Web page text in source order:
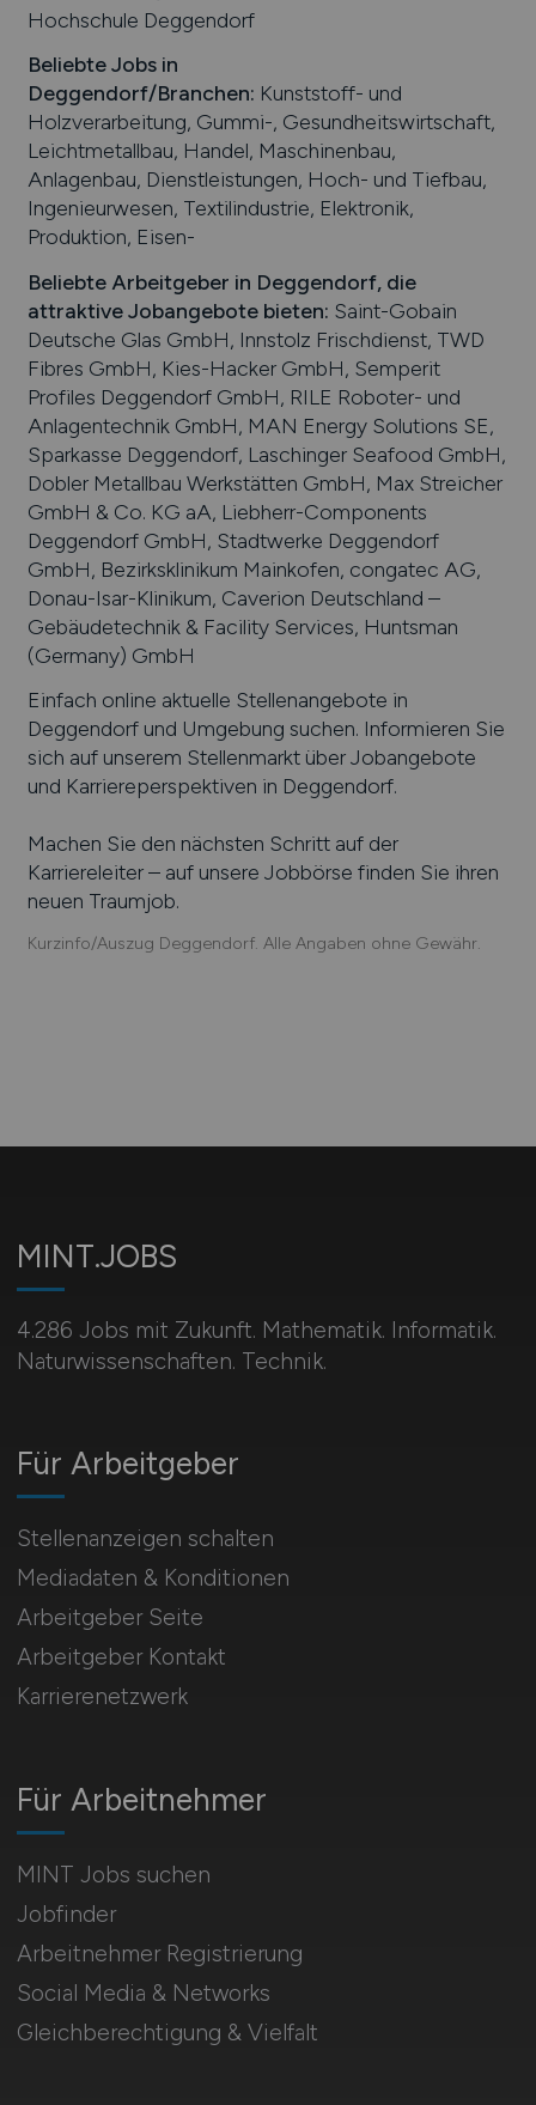
Hochschule Deggendorf
Beliebte Jobs in
Deggendorf/Branchen: Kunststoff- und
Holzverarbeitung, Gummi-, Gesundheitswirtschaft,
Leichtmetallbau, Handel, Maschinenbau,
Anlagenbau, Dienstleistungen, Hoch- und Tiefbau,
Ingenieurwesen, Textilindustrie, Elektronik,
Produktion, Eisen-
Beliebte Arbeitgeber in Deggendorf, die
attraktive Jobangebote bieten: Saint-Gobain
Deutsche Glas GmbH, Innstolz Frischdienst, TWD
Fibres GmbH, Kies-Hacker GmbH, Semperit
Profiles Deggendorf GmbH, RILE Roboter- und
Anlagentechnik GmbH, MAN Energy Solutions SE,
Sparkasse Deggendorf, Laschinger Seafood GmbH,
Dobler Metallbau Werkstätten GmbH, Max Streicher
GmbH & Co. KG aA, Liebherr-Components
Deggendorf GmbH, Stadtwerke Deggendorf
GmbH, Bezirksklinikum Mainkofen, congatec AG,
Donau-Isar-Klinikum, Caverion Deutschland –
Gebäudetechnik & Facility Services, Huntsman
(Germany) GmbH
Einfach online aktuelle Stellenangebote in
Deggendorfund Umgebung suchen. Informieren Sie
sich auf unserem Stellenmarkt über Jobangebote
und Karriereperspektiven in Deggendorf.
Machen Sie den nächsten Schritt auf der
Karriereleiter – auf unsere Jobbörse finden Sie ihren
neuen Traumjob.
Kurzinfo/Auszug Deggendorf. Alle Angaben ohne Gewähr.
MINT.JOBS
4.286 Jobs mit Zukunft. Mathematik. Informatik.
Naturwissenschaften. Technik.
Für Arbeitnehmer
MINT Jobs suchen
Jobfinder
Arbeitnehmer Registrierung
Social Media & Networks
Gleichberechtigung & Vielfalt
Für Arbeitgeber
Stellenanzeigen schalten
Mediadaten & Konditionen
Arbeitgeber Seite
Arbeitgeber Kontakt
Karrierenetzwerk